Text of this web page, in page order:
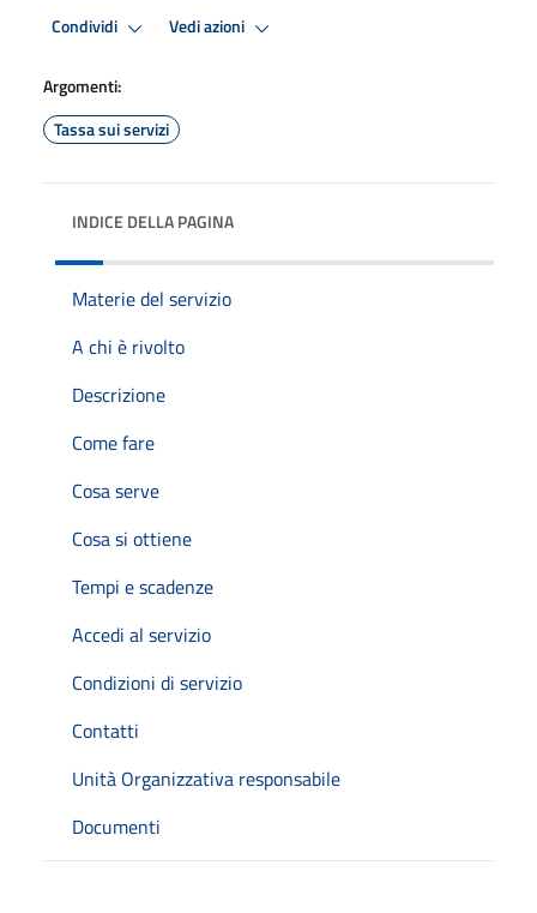
Condividi Vedi azioni
Argomenti:
Tassa sui servizi
INDICE DELLA PAGINA
Materie del servizio
A chi è rivolto
Descrizione
Come fare
Cosa serve
Cosa si ottiene
Tempi e scadenze
Accedi al servizio
Condizioni di servizio
Contatti
Unità Organizzativa responsabile
Documenti